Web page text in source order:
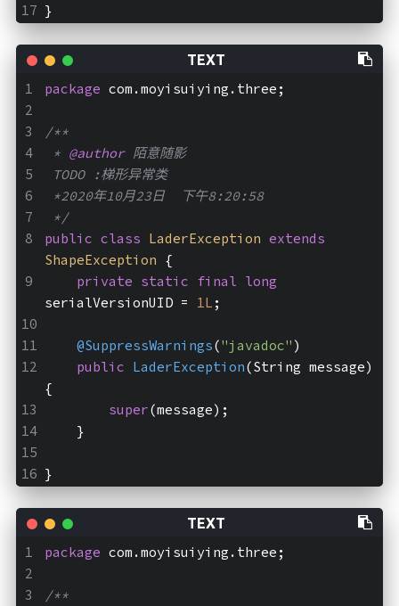
}
package com.moyisuiying.three;
/**
* @author 陌意随影
TODO :梯形异常类
*2020年10月23日  下午8:20:58
*/
public class LaderException extends
ShapeException {
private static final long
serialVersionUID = 1L ;
@SuppressWarnings("javadoc" )
public LaderException(String message)
{
super(message);
    }
}
package com.moyisuiying.three;
/**